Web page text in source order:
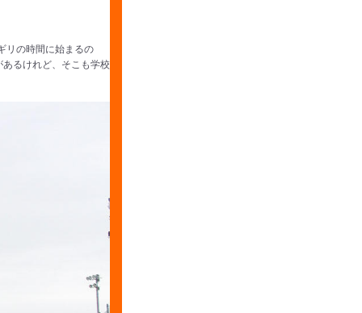
リの時間に始まるの
るけれど、そこも学校